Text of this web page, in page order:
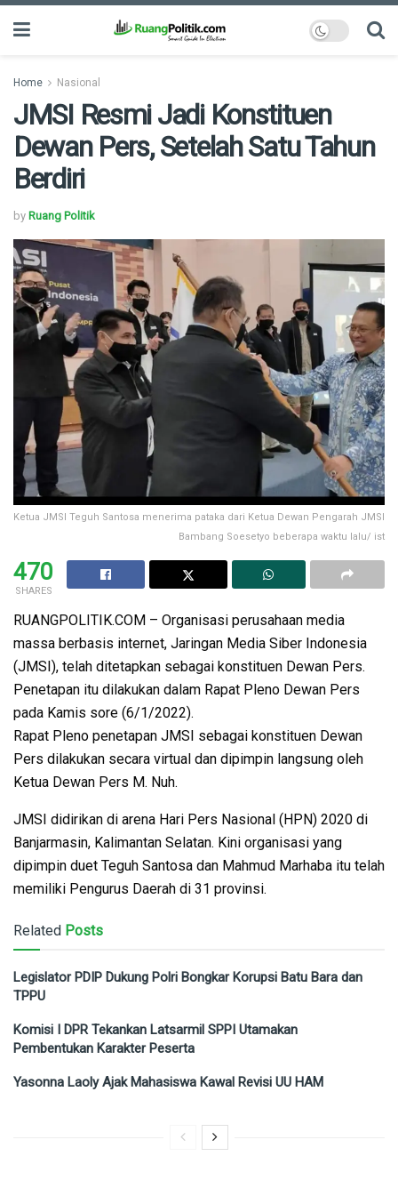
Home Nasional
JMSI Resmi Jadi Konstituen
Dewan Pers, Setelah Satu Tahun
Berdiri
by Ruang Politik
Ketua JMSI Teguh Santosa menerima pataka dari Ketua Dewan Pengarah JMSI
Bambang Soesetyo beberapa waktu lalu/ ist
470
SHARES
RUANGPOLITIK.COM – Organisasi perusahaan media
massa berbasis internet, Jaringan Media Siber Indonesia
(JMSI), telah ditetapkan sebagai konstituen Dewan Pers.
Penetapan itu dilakukan dalam Rapat Pleno Dewan Pers
pada Kamis sore (6/1/2022).
Rapat Pleno penetapan JMSI sebagai konstituen Dewan
Pers dilakukan secara virtual dan dipimpin langsung oleh
Ketua Dewan Pers M. Nuh.
JMSI didirikan di arena Hari Pers Nasional (HPN) 2020 di
Banjarmasin, Kalimantan Selatan. Kini organisasi yang
dipimpin duet Teguh Santosa dan Mahmud Marhaba itu telah
memiliki Pengurus Daerah di 31 provinsi.
Related Posts
Legislator PDIP Dukung Polri Bongkar Korupsi Batu Bara dan
TPPU
Komisi I DPR Tekankan Latsarmil SPPI Utamakan
Pembentukan Karakter Peserta
Yasonna Laoly Ajak Mahasiswa Kawal Revisi UU HAM